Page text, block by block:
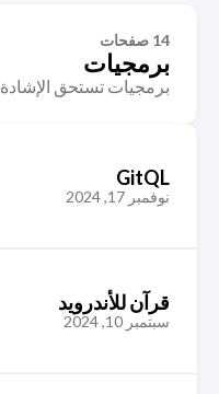
14 صفحات
برمجيات
برمجيات تستحق الإشادة
GitQL
نوفمبر 17, 2024
قرآن للأندرويد
سبتمبر 10, 2024